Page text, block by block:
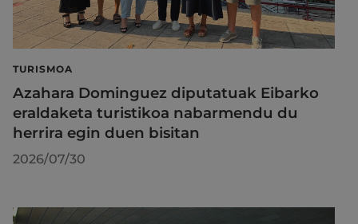
TURISMOA
Azahara Dominguez diputatuak Eibarko
eraldaketa turistikoa nabarmendu du
herrira egin duen bisitan
2026/07/30